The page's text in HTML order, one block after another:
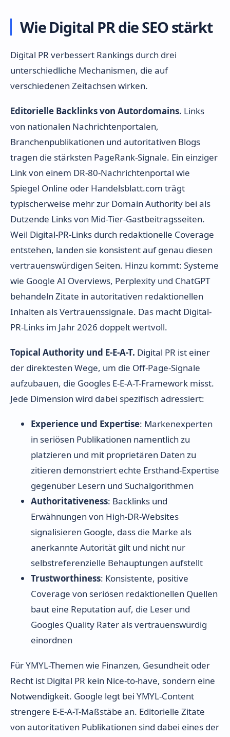
Wie Digital PR die SEO stärkt
Digital PR verbessert Rankings durch drei
unterschiedliche Mechanismen, die auf
verschiedenen Zeitachsen wirken.
Editorielle Backlinks von Autordomains. Links
von nationalen Nachrichtenportalen,
Branchenpublikationen und autoritativen Blogs
tragen die stärksten PageRank-Signale. Ein einziger
Link von einem DR-80-Nachrichtenportal wie
Spiegel Online oder Handelsblatt.com trägt
typischerweise mehr zur Domain Authority bei als
Dutzende Links von Mid-Tier-Gastbeitragsseiten.
Weil Digital-PR-Links durch redaktionelle Coverage
entstehen, landen sie konsistent auf genau diesen
vertrauenswürdigen Seiten. Hinzu kommt: Systeme
wie Google AI Overviews, Perplexity und ChatGPT
behandeln Zitate in autoritativen redaktionellen
Inhalten als Vertrauenssignale. Das macht Digital-
PR-Links im Jahr 2026 doppelt wertvoll.
Topical Authority und E-E-A-T. Digital PR ist einer
der direktesten Wege, um die Off-Page-Signale
aufzubauen, die Googles E-E-A-T-Framework misst.
Jede Dimension wird dabei spezifisch adressiert:
Experience und Expertise: Markenexperten
in seriösen Publikationen namentlich zu
platzieren und mit proprietären Daten zu
zitieren demonstriert echte Ersthand-Expertise
gegenüber Lesern und Suchalgorithmen
Authoritativeness: Backlinks und
Erwähnungen von High-DR-Websites
signalisieren Google, dass die Marke als
anerkannte Autorität gilt und nicht nur
selbstreferenzielle Behauptungen aufstellt
Trustworthiness: Konsistente, positive
Coverage von seriösen redaktionellen Quellen
baut eine Reputation auf, die Leser und
Googles Quality Rater als vertrauenswürdig
einordnen
Für YMYL-Themen wie Finanzen, Gesundheit oder
Recht ist Digital PR kein Nice-to-have, sondern eine
Notwendigkeit. Google legt bei YMYL-Content
strengere E-E-A-T-Maßstäbe an. Editorielle Zitate
von autoritativen Publikationen sind dabei eines der